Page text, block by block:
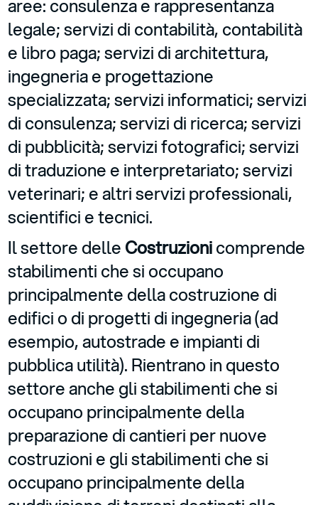
aree: consulenza e rappresentanza
legale; servizi di contabilità, contabilità
e libro paga; servizi di architettura,
ingegneria e progettazione
specializzata; servizi informatici; servizi
di consulenza; servizi di ricerca; servizi
di pubblicità; servizi fotografici; servizi
di traduzione e interpretariato; servizi
veterinari; e altri servizi professionali,
scientifici e tecnici.
Il settore delleCostruzionicomprende
stabilimenti che si occupano
principalmente della costruzione di
edifici o di progetti di ingegneria (ad
esempio, autostrade e impianti di
pubblica utilità). Rientrano in questo
settore anche gli stabilimenti che si
occupano principalmente della
preparazione di cantieri per nuove
costruzioni e gli stabilimenti che si
occupano principalmente della